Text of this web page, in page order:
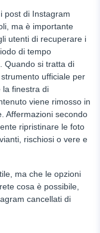
post di Instagram
ma è importante
utenti di recuperare i
di tempo
Quando si tratta di
ufficiale per
la finestra di
viene rimosso in
Affermazioni secondo
ripristinare le foto
rischiosi o vere e
ma che le opzioni
cosa è possibile,
cancellati di
di qualcuno
di mostrare i post
Instagram degli
recuperati